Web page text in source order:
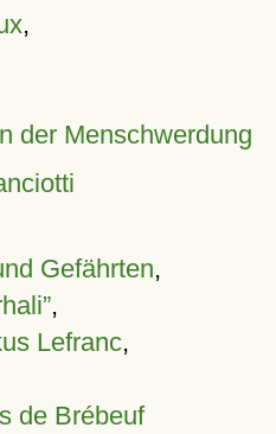
,
der Menschwerdung
Gefährten,
,
Lefranc,
de Brébeuf